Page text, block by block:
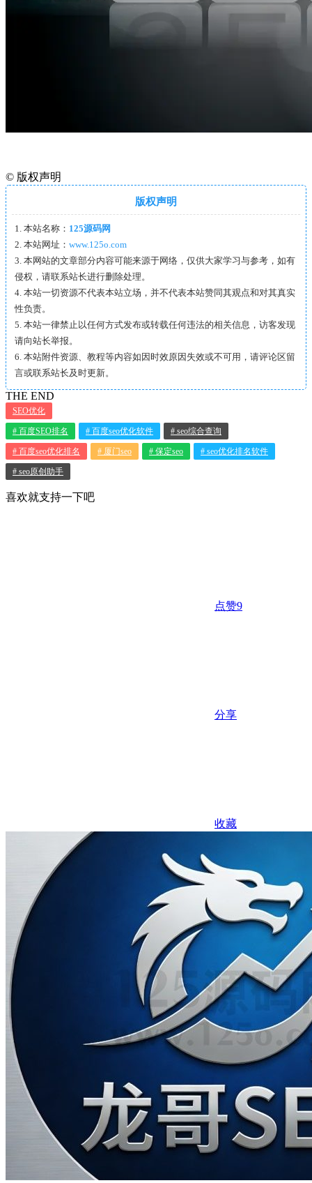
© 版权声明
版权声明
1. 本站名称： 125源码网
2. 本站网址： www.125o.com
3. 本网站的文章部分内容可能来源于网络，仅供大家学习与参考，如有
侵权，请联系站长进行删除处理。
4. 本站一切资源不代表本站立场，并不代表本站赞同其观点和对其真实
性负责。
5. 本站一律禁止以任何方式发布或转载任何违法的相关信息，访客发现
请向站长举报。
6. 本站附件资源、教程等内容如因时效原因失效或不可用，请评论区留
言或联系站长及时更新。
THE END
SEO优化
# 百度SEO排名 # 百度seo优化软件 # seo综合查询
# 百度seo优化排名 # 厦门seo # 保定seo # seo优化排名软件
# seo原创助手
喜欢就支持一下吧
点赞9
分享
收藏